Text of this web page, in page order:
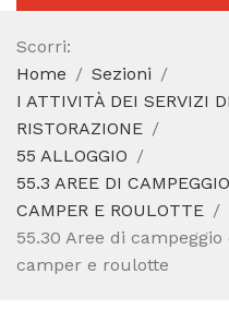
AGGIORNAMENTO 2025
SEZIONI
CODICE ATECO A COSA
REGIME FORFETTARIO
CODICE FISCALE
Scorri:
Home
Sezioni
I ATTIVITÀ DEI SERVIZI
RISTORAZIONE
55 ALLOGGIO
55.3 AREE DI
CAMPER E ROULOTTE
55.30 Aree di
camper e roulotte